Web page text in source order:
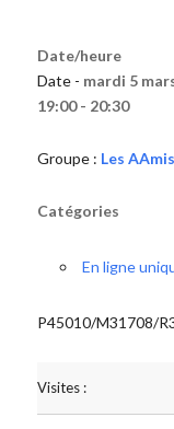
Date/heure
Date - mardi 5
19:00 - 20:30
Groupe : Les AAmis
Catégories
En ligne
P45010/M31708/
Visites :